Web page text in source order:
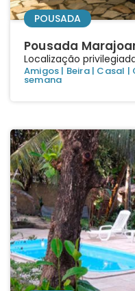
POUSADA
Pousada
Localização
Amigos | Beira| Casal |
semana